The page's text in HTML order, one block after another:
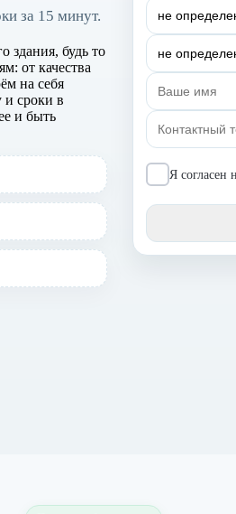
за 15 минут.
здания, будь то
от качества
на себя
сроки в
и быть
Я согласен